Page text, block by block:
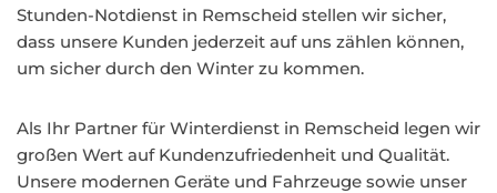
Stunden-Notdienst in Remscheid stellen wir sicher,
dass unsere Kunden jederzeit auf uns zählen können,
um sicher durch den Winter zu kommen.
Als Ihr Partner für Winterdienst in Remscheid legen wir
großen Wert auf Kundenzufriedenheit und Qualität.
Unsere modernen Geräte und Fahrzeuge sowie unser